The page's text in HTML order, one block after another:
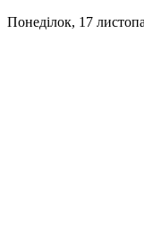
Понеділок, 17